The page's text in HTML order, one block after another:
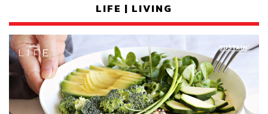
LIFE | LIVING